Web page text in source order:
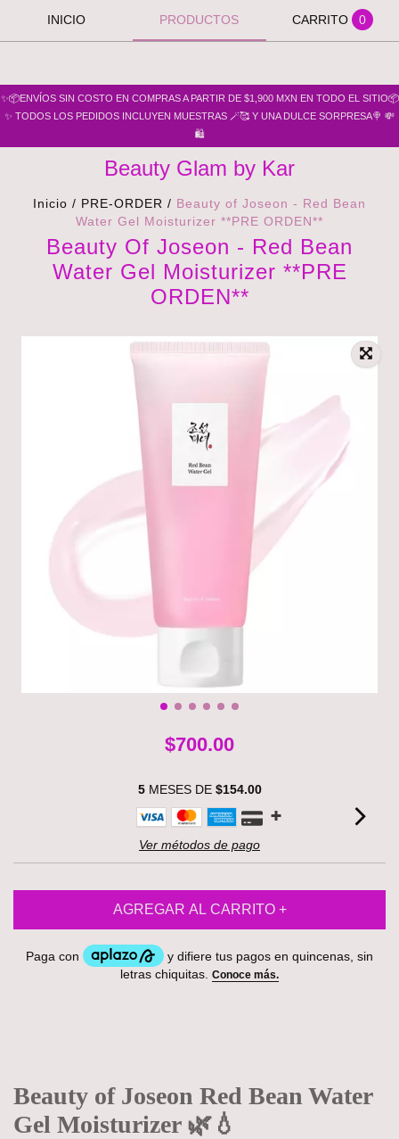
INICIO PRODUCTOS CARRITO 0
✨📦ENVÍOS SIN COSTO EN COMPRAS A PARTIR DE $1,900 MXN EN TODO EL SITIO📦
✨ TODOS LOS PEDIDOS INCLUYEN MUESTRAS 🪄🥰 Y UNA DULCE SORPRESA🍭 💸
🛍️
Beauty Glam by Kar
Inicio / PRE-ORDER / Beauty of Joseon - Red Bean
Water Gel Moisturizer **PRE ORDEN**
Beauty Of Joseon - Red Bean
Water Gel Moisturizer **PRE
ORDEN**
$700.00
5MESES DE $154.00
Ver métodos de pago
Beauty of Joseon Red Bean Water
Gel Moisturizer 🌿💧